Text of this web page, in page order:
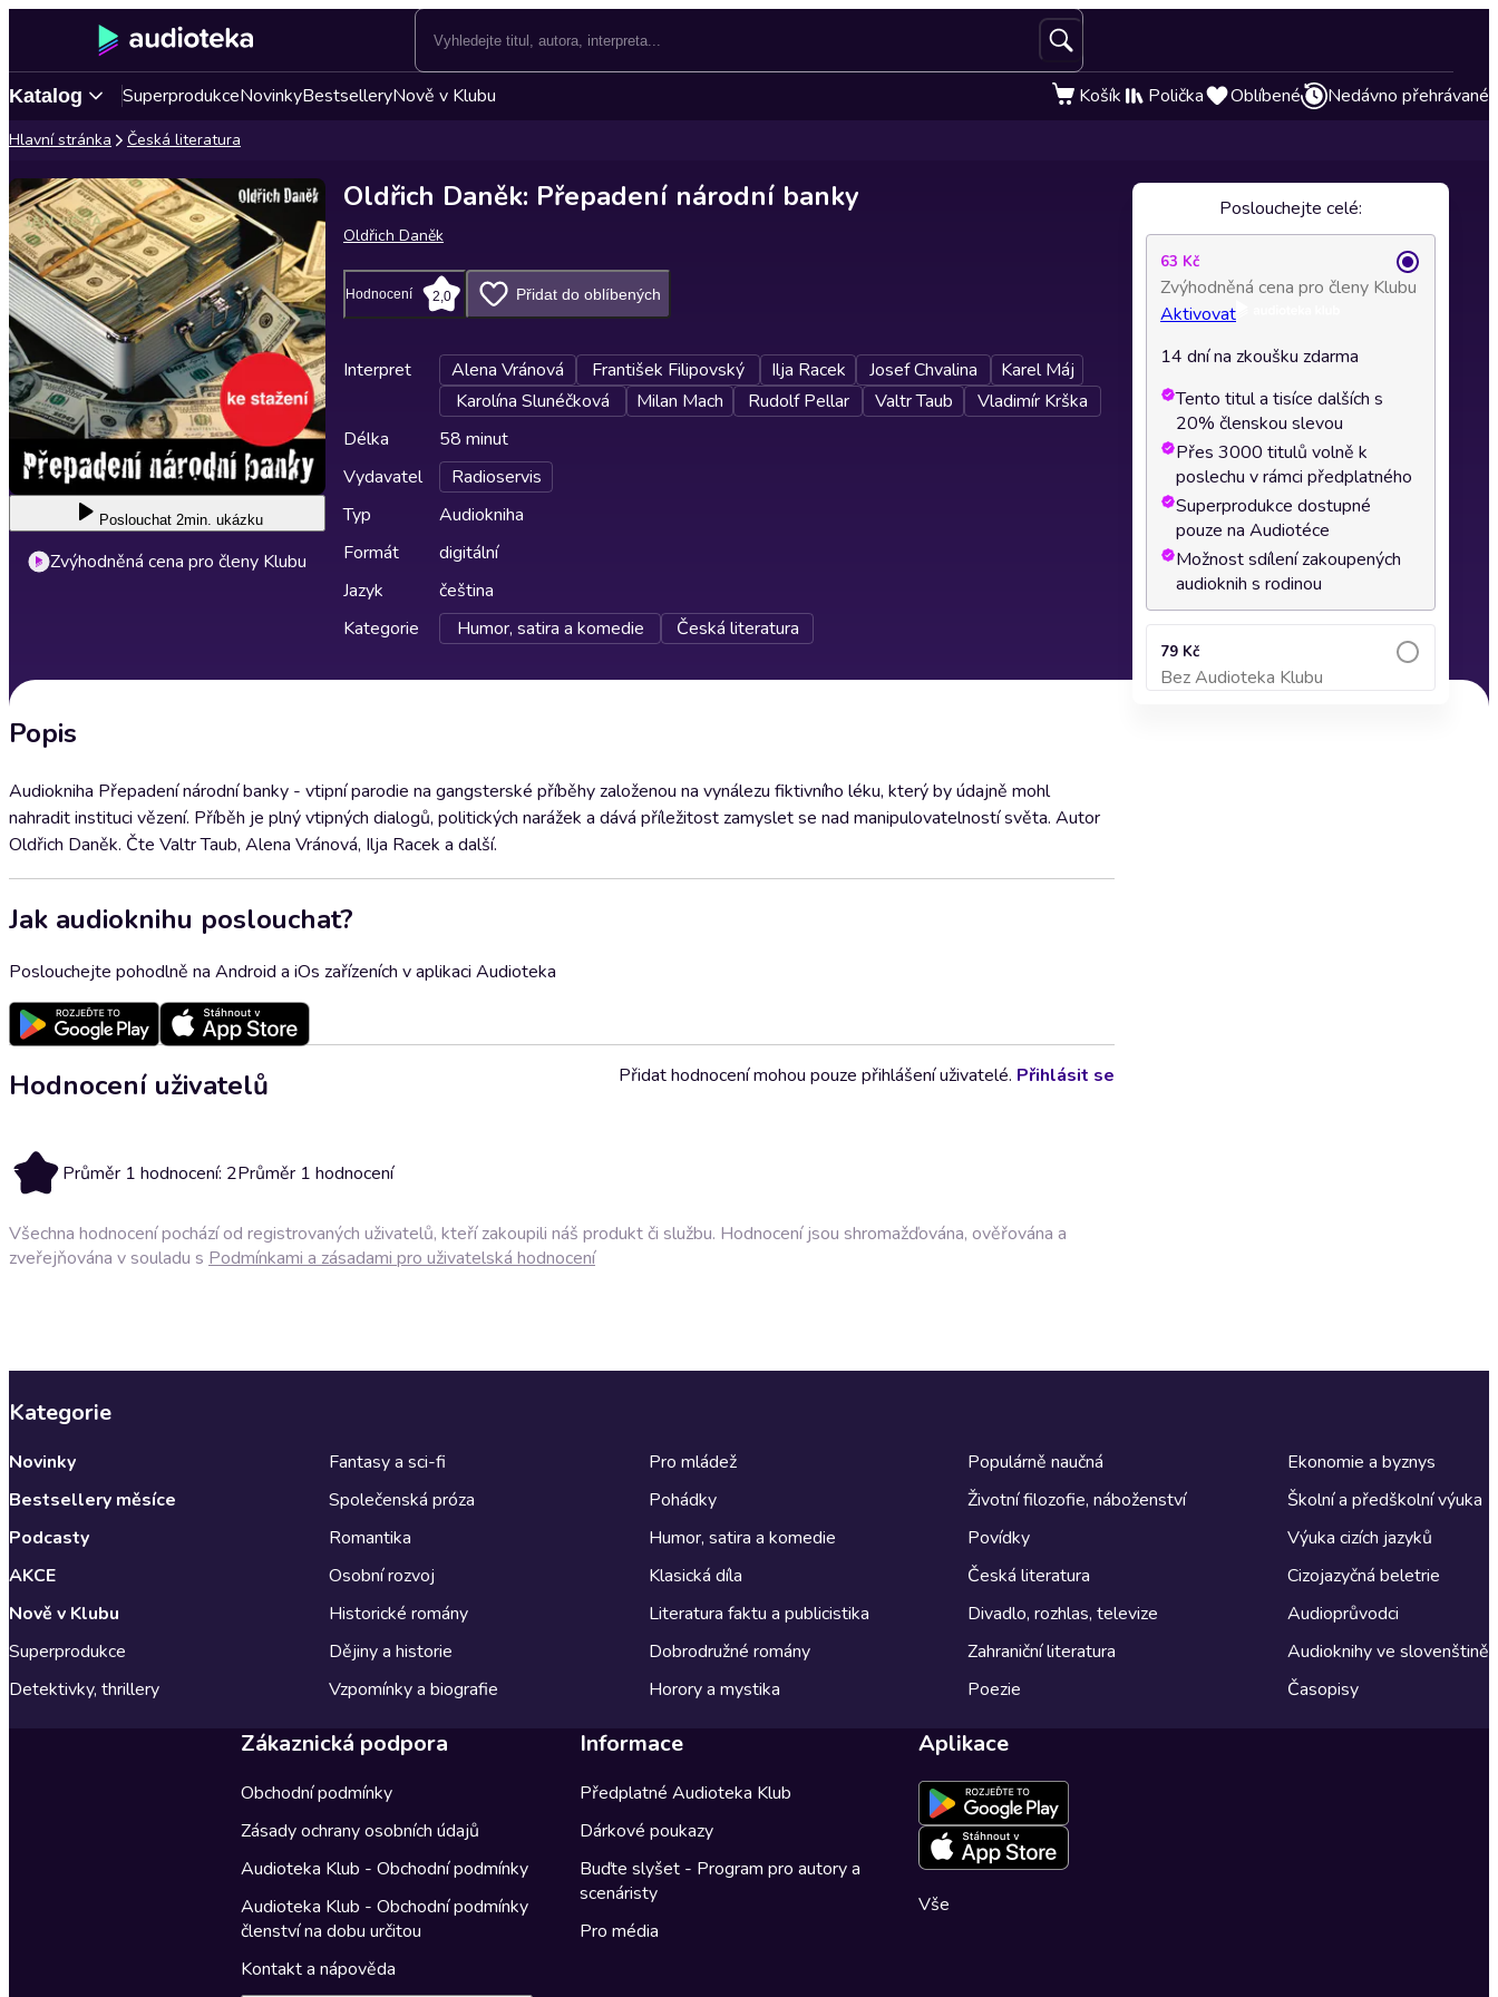
Katalog SuperprodukceNovinkyBestselleryNově v Klubu Košík Polička Oblíbené Nedávno přehrávané
Hlavní stránka Česká literatura
Poslouchat 2min. ukázku
Zvýhodněná cena pro členy Klubu
Oldřich Daněk: Přepadení národní banky
Oldřich Daněk
Hodnocení 2,0 Přidat do oblíbených
Interpret Alena Vránová František Filipovský Ilja Racek Josef Chvalina
Karel Máj
Karolína Slunéčková
Milan Mach Rudolf Pellar Valtr Taub
Vladimír Krška
Délka
58 minut
Vydavatel
Radioservis
Typ
Audiokniha
Formát
digitální
Jazyk
čeština
Kategorie
Humor, satira a komedie Česká literatura
Popis
Audiokniha Přepadení národní banky - vtipní parodie na gangsterské příběhy založenou na vynálezu fiktivního léku, který by údajně mohl
nahradit instituci vězení. Příběh je plný vtipných dialogů, politických narážek a dává příležitost zamyslet se nad manipulovatelností světa. Autor
Oldřich Daněk. Čte Valtr Taub, Alena Vránová, Ilja Racek a další.
Jak audioknihu poslouchat?
Poslouchejte pohodlně na Android a iOs zařízeních v aplikaci Audioteka
Hodnocení uživatelů
2 Průměr 1 hodnocení: 2Průměr 1 hodnocení
Přidat hodnocení mohou pouze přihlášení uživatelé. Přihlásit se
Všechna hodnocení pochází od registrovaných uživatelů, kteří zakoupili náš produkt či službu. Hodnocení jsou shromažďována, ověřována a
zveřejňována v souladu s Podmínkami a zásadami pro uživatelská hodnocení
Poslouchejte celé:
63 Kč
Zvýhodněná cena pro členy Klubu
Aktivovat
14 dní na zkoušku zdarma
Tento titul a tisíce dalších s
20% členskou slevou
Přes 3000 titulů volně k
poslechu v rámci předplatného
Superprodukce dostupné
pouze na Audiotéce
Možnost sdílení zakoupených
audioknih s rodinou
79 Kč
Bez Audioteka Klubu
Přidat do košíku
Kategorie
Novinky
Bestsellery měsíce
Podcasty
AKCE
Nově v Klubu
Superprodukce
Detektivky, thrillery
Fantasy a sci-fi
Společenská próza
Romantika
Osobní rozvoj
Historické romány
Dějiny a historie
Vzpomínky a biografie
Pro mládež
Pohádky
Humor, satira a komedie
Klasická díla
Literatura faktu a publicistika
Dobrodružné romány
Horory a mystika
Populárně naučná
Životní filozofie, náboženství
Povídky
Česká literatura
Divadlo, rozhlas, televize
Zahraniční literatura
Poezie
Ekonomie a byznys
Školní a předškolní výuka
Výuka cizích jazyků
Cizojazyčná beletrie
Audioprůvodci
Audioknihy ve slovenštině
Časopisy
Zákaznická podpora
Obchodní podmínky
Zásady ochrany osobních údajů
Audioteka Klub - Obchodní podmínky
Audioteka Klub - Obchodní podmínky
členství na dobu určitou
Kontakt a nápověda
Informace
Předplatné Audioteka Klub
Dárkové poukazy
Buďte slyšet - Program pro autory a
scenáristy
Pro média
Aplikace
Vše